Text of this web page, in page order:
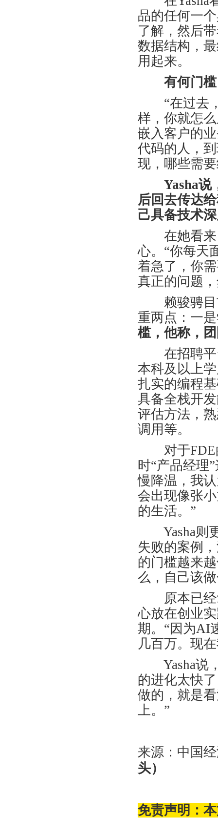
品的任何一
了解，然后
数据结构，
用起来。
有何门
“在过去
样，你就怎
嵌入客户的
代码的人，
现，哪些需
Yasha说
后回去传达
己具备技术
在她看来
心。 “你每天
着急了，你
真正的问题
赖骏骋目
重两点：一
槛，他称，
在招聘平
本科及以上
扎实的编程
具备全栈开
评估方法，
调用等。
对于FDE
时“产品经理”
慢降温，我
会出现像张
的生活。 ”
Yasha则
失败的案例
的门槛越来
么，自己该
原本已经
心放在创业
期。 “因为AI
几百万。现
Yasha说
的进化太快
做的，就是
上。 ”
来源：中国
头）
免责声明：